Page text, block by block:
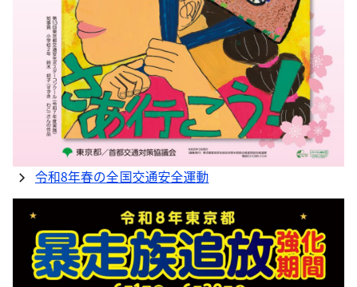
令和8年春の全国交通安全運動